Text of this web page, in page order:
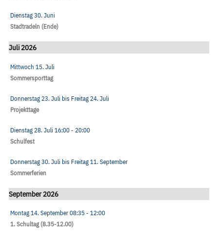
Dienstag 30. Juni
Stadtradeln (Ende)
Juli 2026
Mittwoch 15. Juli
Sommersporttag
Donnerstag 23. Juli bis Freitag 24. Juli
Projekttage
Dienstag 28. Juli 16:00- 20:00
Schulfest
Donnerstag 30. Juli bis Freitag 11. September
Sommerferien
September 2026
Montag 14. September08:35- 12:00
1. Schultag (8.35-12.00)